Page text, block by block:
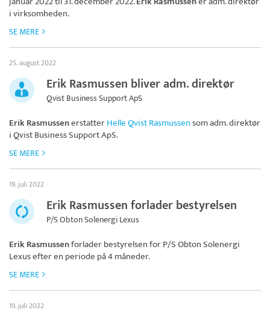
i virksomheden.
SE MERE
25. august 2022
Erik Rasmussen bliver adm. direktør
Qvist Business Support ApS
Erik RasmussenerstatterHelle Qvist Rasmussensom adm. direktør
iQvist Business Support ApS.
SE MERE
19. juli 2022
Erik Rasmussen forlader bestyrelsen
P/S Obton Solenergi Lexus
Erik Rasmussenforlader bestyrelsen forP/S Obton Solenergi
Lexusefter en periode på 4 måneder.
SE MERE
19. juli 2022